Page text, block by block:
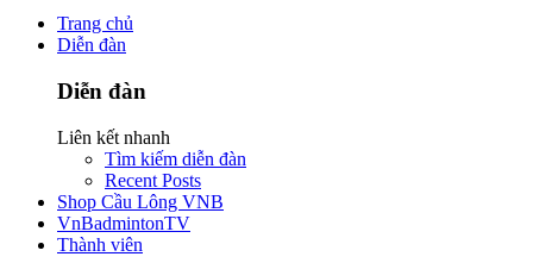
Trang chủ
Diễn đàn
Diễn đàn
Liên kết nhanh
Tìm kiếm diễn đàn
Recent Posts
Shop Cầu Lông VNB
VnBadmintonTV
Thành viên